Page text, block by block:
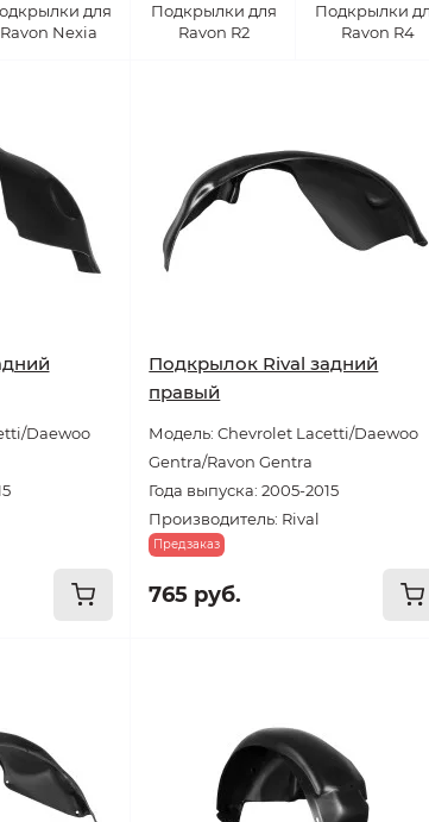
для
Ravon Nexia
Подкрылки для
Ravon R2
Подкрылки
Ravon R4
Daewoo
Подкрылок Rival задний
правый
Модель: Chevrolet Lacetti/Daewoo
Gentra/Ravon Gentra
Года выпуска: 2005-2015
Производитель: Rival
Предзаказ
765 руб.